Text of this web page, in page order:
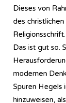
Dieses von
des christlichen
Das ist gut so.
modernen
Spuren Hegels
hinzuweisen,